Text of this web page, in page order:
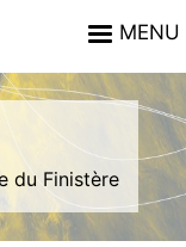
du Finistère
MENU